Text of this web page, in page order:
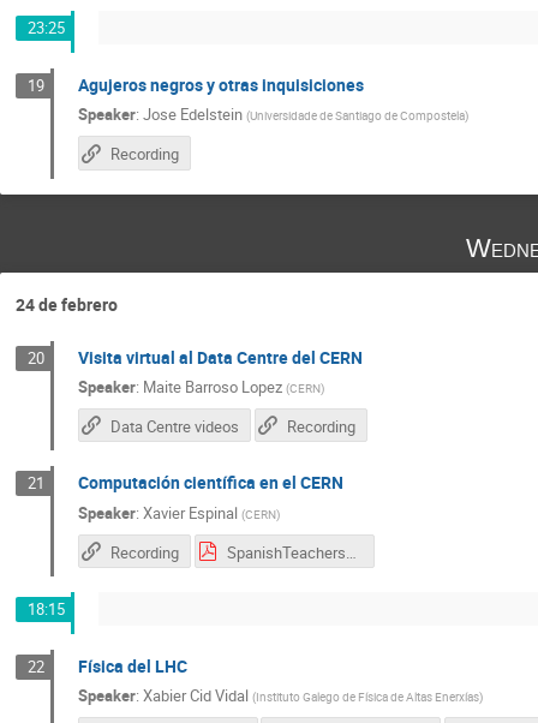
23:25
19 Agujeros negros y otras inquisiciones
Speaker: Jose Edelstein (Universidade de Santiago de Compostela)
Recording
24 de febrero
20 Visita virtual al Data Centre del CERN
Speaker: Maite Barroso Lopez (CERN)
Data Centre videos Recording
21 Computación científica en el CERN
Speaker: Xavier Espinal (CERN)
Recording SpanishTeachersProgram-CERN-2021-v1.pdf
18:15
22 Física del LHC
Speaker: Xabier Cid Vidal (Instituto Galego de Física de Altas Enerxías)